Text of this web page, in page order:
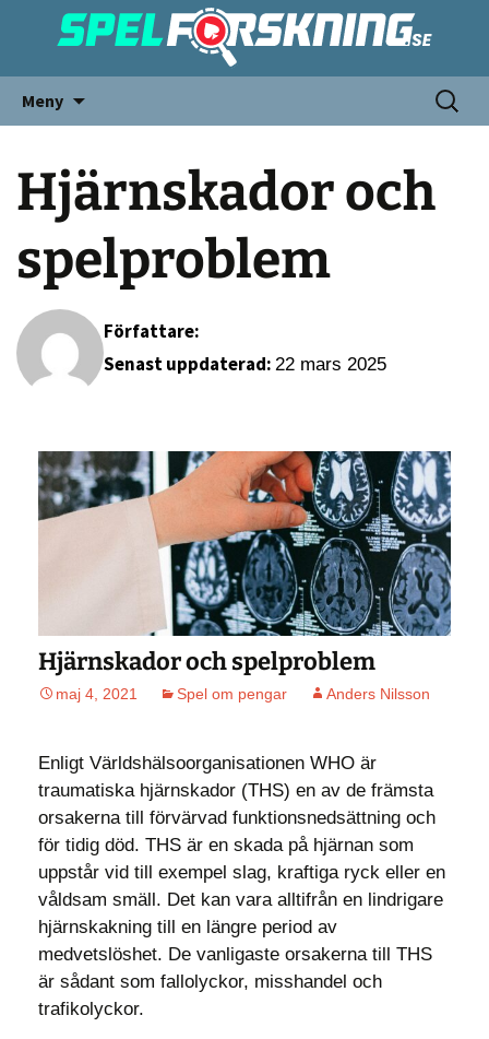
Meny
Hjärnskador och
spelproblem
Författare:
Senast uppdaterad: 22 mars 2025
Hjärnskador och spelproblem
maj 4, 2021 Spel om pengar Anders Nilsson
Enligt Världshälsoorganisationen WHO är
traumatiska hjärnskador (THS) en av de främsta
orsakerna till förvärvad funktionsnedsättning och
för tidig död. THS är en skada på hjärnan som
uppstår vid till exempel slag, kraftiga ryck eller en
våldsam smäll. Det kan vara alltifrån en lindrigare
hjärnskakning till en längre period av
medvetslöshet. De vanligaste orsakerna till THS
är sådant som fallolyckor, misshandel och
trafikolyckor.